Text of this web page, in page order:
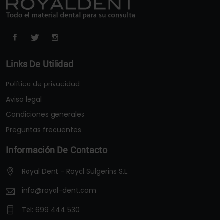
Links De Utilidad
Política de privacidad
Aviso legal
Condiciones generales
Preguntas frecuentes
Información De Contacto
Royal Dent - Royal Sulgerins S.L.
info@royal-dent.com
Tel: 699 444 530